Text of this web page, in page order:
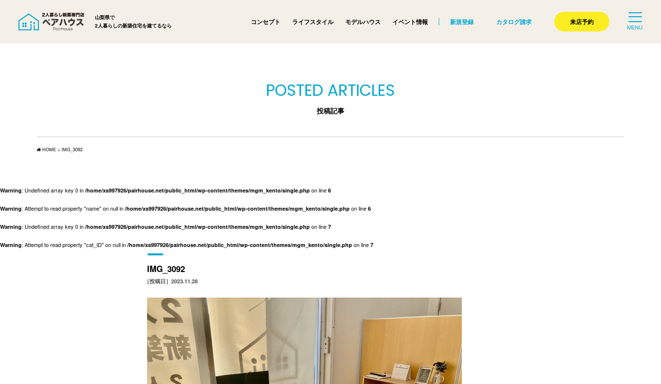
山梨県で
2人暮らしの新築住宅を建てるなら
コンセプト ライフスタイル モデルハウス イベント情報 新規登録 カタログ請求 来店予約
POSTED ARTICLES
投稿記事
HOME> IMG_3092
Warning: Undefined array key 0 in /home/xs997926/pairhouse.net/public_html/wp-content/themes/mgm_kento/single.php on line 6
Warning: Attempt to read property "name" on null in /home/xs997926/pairhouse.net/public_html/wp-content/themes/mgm_kento/single.php on line 6
Warning: Undefined array key 0 in /home/xs997926/pairhouse.net/public_html/wp-content/themes/mgm_kento/single.php on line 7
Warning: Attempt to read property "cat_ID" on null in /home/xs997926/pairhouse.net/public_html/wp-content/themes/mgm_kento/single.php on line 7
IMG_3092
［投稿日］2023.11.28